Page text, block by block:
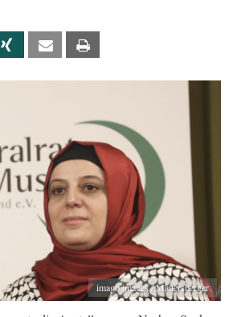
Xing Email
imago images / Mauersberger